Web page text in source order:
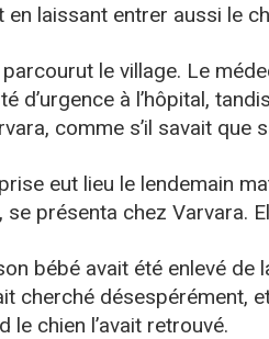
en laissant entrer aussi le
le village. Le
d’urgence à l’hôpital,
comme s’il savait que
eut lieu le lendemain
se présenta chez Varvara.
bébé avait été enlevé de
cherché désespérément,
le chien l’avait retrouvé.